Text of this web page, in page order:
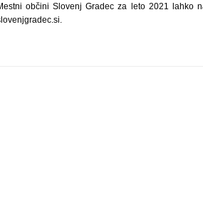
občini Slovenj Gradec za leto 2021 lahko